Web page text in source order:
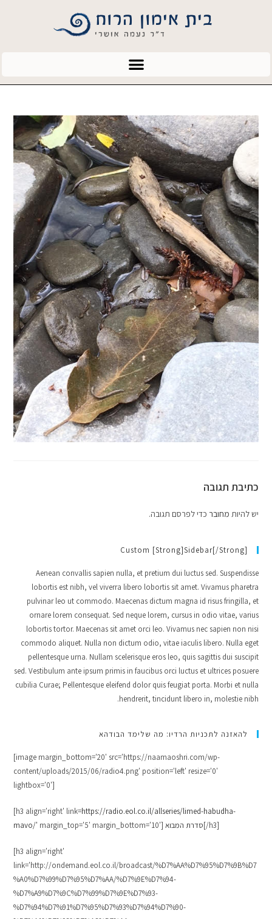
כתיבת תגובה
יש להיות מחובר כדי לפרסם תגובה.
Custom [strong]Sidebar[/strong]
Aenean convallis sapien nulla, et pretium dui luctus sed. Suspendisse
lobortis est nibh, vel viverra libero lobortis sit amet. Vivamus pharetra
pulvinar leo ut commodo. Maecenas dictum magna id risus fringilla, et
ornare lorem consequat. Sed neque lorem, cursus in odio vitae, varius
lobortis tortor. Maecenas sit amet orci leo. Vivamus nec sapien non nisi
commodo aliquet. Nulla non dictum odio, vitae iaculis libero. Nulla eget
pellentesque urna. Nullam scelerisque eros leo, quis sagittis dui suscipit
sed. Vestibulum ante ipsum primis in faucibus orci luctus et ultrices posuere
cubilia Curae; Pellentesque eleifend dolor quis feugiat porta. Morbi et nulla
hendrerit, tincidunt libero in, molestie nibh.
להאזנה לתכניות הרדיו: מה שלימד הבודהא
[image margin_bottom='20' src='https://naamaoshri.com/wp-
content/uploads/2015/06/radio4.png' position='left' resize='0'
lightbox='0']
[h3 align='right' link=https://radio.eol.co.il/allseries/limed-habudha-
mavo/' margin_top='5' margin_bottom='10']סדרת המבוא[/h3]
[h3 align='right'
link='http://ondemand.eol.co.il/broadcast/%D7%AA%D7%95%D7%9B%D7
%A0%D7%99%D7%95%D7%AA/%D7%9E%D7%94-
%D7%A9%D7%9C%D7%99%D7%9E%D7%93-
%D7%94%D7%91%D7%95%D7%93%D7%94%D7%90-